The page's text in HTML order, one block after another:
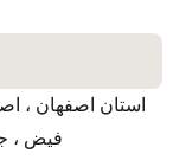
استان اصفهان ،
فیض ،